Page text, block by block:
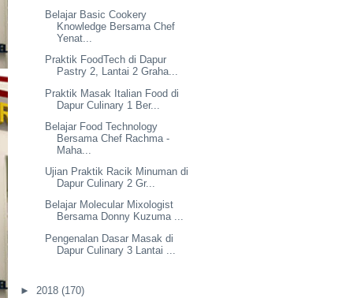
Belajar Basic Cookery
Knowledge Bersama Chef
Yenat...
Praktik FoodTech di Dapur
Pastry 2, Lantai 2 Graha...
Praktik Masak Italian Food di
Dapur Culinary 1 Ber...
Belajar Food Technology
Bersama Chef Rachma -
Maha...
Ujian Praktik Racik Minuman di
Dapur Culinary 2 Gr...
Belajar Molecular Mixologist
Bersama Donny Kuzuma ...
Pengenalan Dasar Masak di
Dapur Culinary 3 Lantai ...
► 2018 (170)